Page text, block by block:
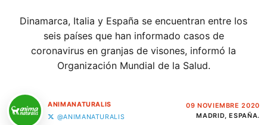
Dinamarca, Italia y España se encuentran entre los
seis países que han informado casos de
coronavirus en granjas de visones, informó la
Organización Mundial de la Salud.
ANIMANATURALIS
@ANIMANATURALIS
09 NOVIEMBRE 2020
MADRID, ESPAÑA.